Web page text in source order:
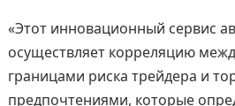
«Этот инновационный сервис
осуществляет корреляцию
границами риска трейдера и
предпочтениями, которые